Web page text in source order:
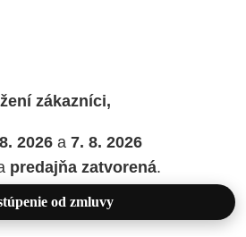
zákazníci,
2026a 7. 8. 2026
predajňa zatvorená.
od zmluvy